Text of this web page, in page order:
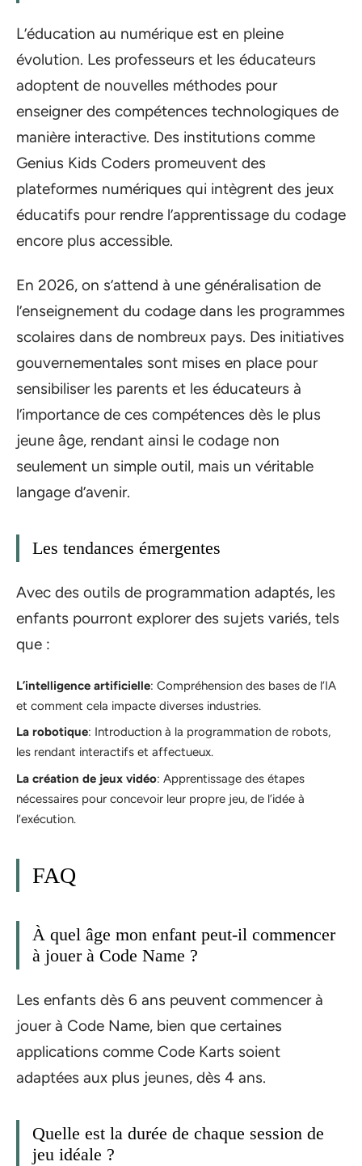
L’éducation au numérique est en pleine
évolution. Les professeurs et les éducateurs
adoptent de nouvelles méthodes pour
enseigner des compétences technologiques de
manière interactive. Des institutions comme
Genius Kids Coders promeuvent des
plateformes numériques qui intègrent des jeux
éducatifs pour rendre l’apprentissage du codage
encore plus accessible.
En 2026, on s’attend à une généralisation de
l’enseignement du codage dans les programmes
scolaires dans de nombreux pays. Des initiatives
gouvernementales sont mises en place pour
sensibiliser les parents et les éducateurs à
l’importance de ces compétences dès le plus
jeune âge, rendant ainsi le codage non
seulement un simple outil, mais un véritable
langage d’avenir.
Les tendances émergentes
Avec des outils de programmation adaptés, les
enfants pourront explorer des sujets variés, tels
que :
L’intelligence artificielle: Compréhension des bases de l’IA
et comment cela impacte diverses industries.
La robotique: Introduction à la programmation de robots,
les rendant interactifs et affectueux.
La création de jeux vidéo: Apprentissage des étapes
nécessaires pour concevoir leur propre jeu, de l’idée à
l’exécution.
FAQ
À quel âge mon enfant peut-il commencer
à jouer à Code Name ?
Les enfants dès 6 ans peuvent commencer à
jouer à Code Name, bien que certaines
applications comme Code Karts soient
adaptées aux plus jeunes, dès 4 ans.
Quelle est la durée de chaque session de
jeu idéale ?